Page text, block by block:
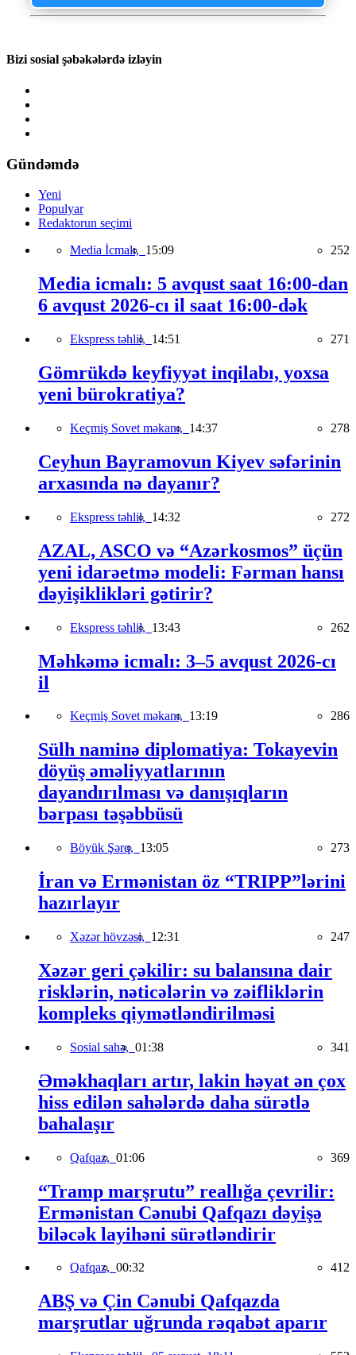
Bizi sosial şəbəkələrdə izləyin
Gündəmdə
Yeni
Populyar
Redaktorun seçimi
Media İcmalı, 15:09 252
Media icmalı: 5 avqust saat 16:00-dan
6 avqust 2026-cı il saat 16:00-dək
Ekspress təhlil, 14:51 271
Gömrükdə keyfiyyət inqilabı, yoxsa
yeni bürokratiya?
Keçmiş Sovet məkanı, 14:37 278
Ceyhun Bayramovun Kiyev səfərinin
arxasında nə dayanır?
Ekspress təhlil, 14:32 272
AZAL, ASCO və “Azərkosmos” üçün
yeni idarəetmə modeli: Fərman hansı
dəyişiklikləri gətirir?
Ekspress təhlil, 13:43 262
Məhkəmə icmalı: 3–5 avqust 2026-cı
il
Keçmiş Sovet məkanı, 13:19 286
Sülh naminə diplomatiya: Tokayevin
döyüş əməliyyatlarının
dayandırılması və danışıqların
bərpası təşəbbüsü
Böyük Şərq, 13:05 273
İran və Ermənistan öz “TRIPP”lərini
hazırlayır
Xəzər hövzəsi, 12:31 247
Xəzər geri çəkilir: su balansına dair
risklərin, nəticələrin və zəifliklərin
kompleks qiymətləndirilməsi
Sosial sahə, 01:38 341
Əməkhaqları artır, lakin həyat ən çox
hiss edilən sahələrdə daha sürətlə
bahalaşır
Qafqaz, 01:06 369
“Tramp marşrutu” reallığa çevrilir:
Ermənistan Cənubi Qafqazı dəyişə
biləcək layihəni sürətləndirir
Qafqaz, 00:32 412
ABŞ və Çin Cənubi Qafqazda
marşrutlar uğrunda rəqabət aparır